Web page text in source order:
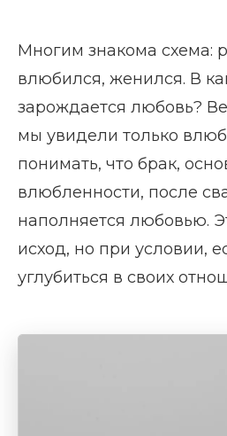
Многим знакома схема:
влюбился, женился. В
зарождается любовь?
мы увидели только
понимать, что брак,
влюбленности, после
наполняется любовью.
исход, но при условии,
углубиться в своих